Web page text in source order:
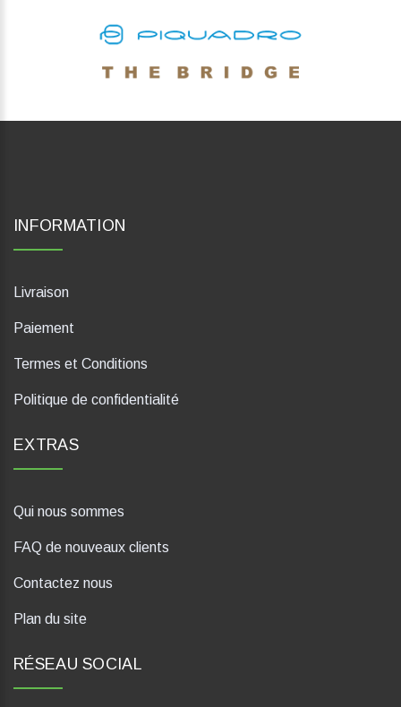
INFORMATION
Livraison
Paiement
Termes et Conditions
Politique de confidentialité
EXTRAS
Qui nous sommes
FAQ de nouveaux clients
Contactez nous
Plan du site
RÉSEAU SOCIAL